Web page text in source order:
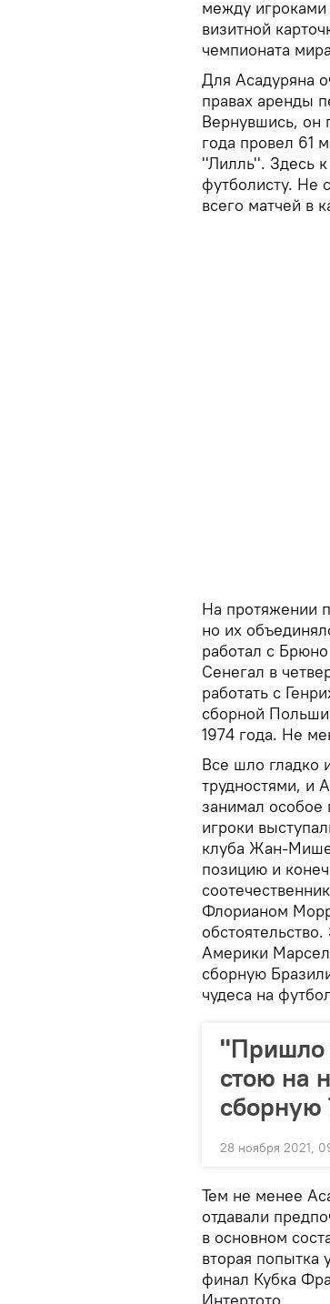
между
визитной
чемпионата
Для Асадуряна
правах аренды
Вернувшись, он
года провел 61
''Лилль''. Здесь
футболисту. Не
всего матчей в
На протяжении
но их
работал с
Сенегал в
работать с
сборной
1974 года. Не
Все шло гладко
трудностями, и
занимал особое
игроки
клуба Жан-
позицию и
Флорианом
Америки
сборную
чудеса на
''Пришло
стою на
сборную
28 ноября 2021,
Тем не менее
отдавали
в основном
вторая попытка
финал Кубка